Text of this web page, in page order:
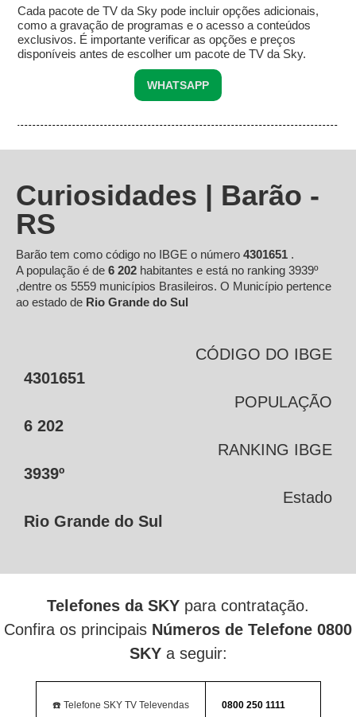
Cada pacote de TV da Sky pode incluir opções adicionais,
como a gravação de programas e o acesso a conteúdos
exclusivos. É importante verificar as opções e preços
disponíveis antes de escolher um pacote de TV da Sky.
WHATSAPP
Curiosidades | Barão -
RS
Barão tem como código no IBGE o número 4301651 .
A população é de 6 202 habitantes e está no ranking 3939º
,dentre os 5559 municípios Brasileiros. O Município pertence
ao estado de Rio Grande do Sul
CÓDIGO DO IBGE
4301651
POPULAÇÃO
6 202
RANKING IBGE
3939º
Estado
Rio Grande do Sul
Telefones da SKY para contratação.
Confira os principais Números de Telefone 0800
SKYa seguir:
☎️ Telefone SKY TV Televendas 0800 250 1111